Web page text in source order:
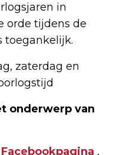
in
orde tijdens de
toegankelijk.
zaterdag en
onderwerp van
Facebookpagina ,